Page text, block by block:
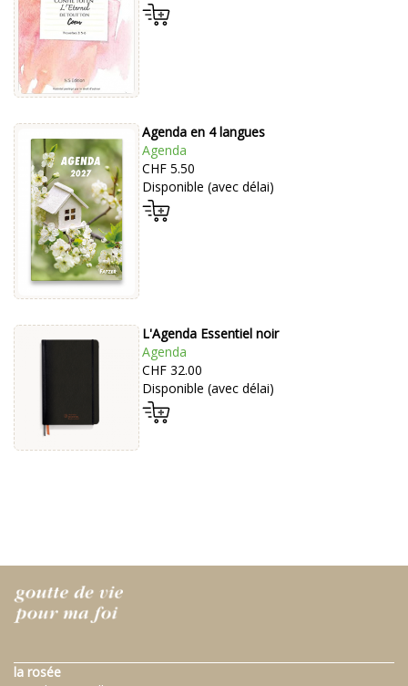
Agenda en 4 langues
Agenda
CHF 5.50
Disponible (avec délai)
L'Agenda Essentiel noir
Agenda
CHF 32.00
Disponible (avec délai)
la rosée